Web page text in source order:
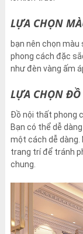
LỰA CHỌN
bạn nên chọn
phong cách đặc
như đèn vàng ấm
LỰA CHỌN ĐỒ
Đồ nội thất phong
Bạn có thể dễ
một cách dễ dàng.
trang trí để tránh
chung.